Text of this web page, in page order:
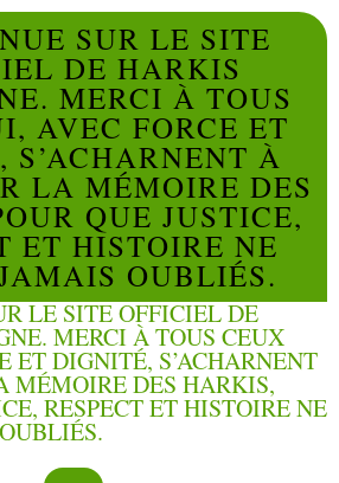
SUR LE SITE
DE HARKIS
MERCI À TOUS
AVEC FORCE ET
S’ACHARNENT À
LA MÉMOIRE DES
QUE JUSTICE,
ET HISTOIRE NE
OUBLIÉS.